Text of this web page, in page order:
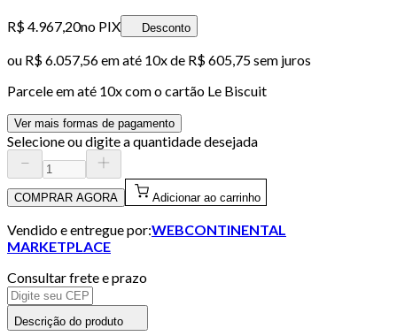
R$ 4.967,20no PIX Desconto
ou R$ 6.057,56em até 10x de R$ 605,75 sem juros
Parcele em até 10x com o cartão Le Biscuit
Ver mais formas de pagamento
Selecione ou digite a quantidade desejada
COMPRAR AGORA Adicionar ao carrinho
Vendido e entregue por:WEBCONTINENTAL
MARKETPLACE
Consultar frete e prazo
Descrição do produto